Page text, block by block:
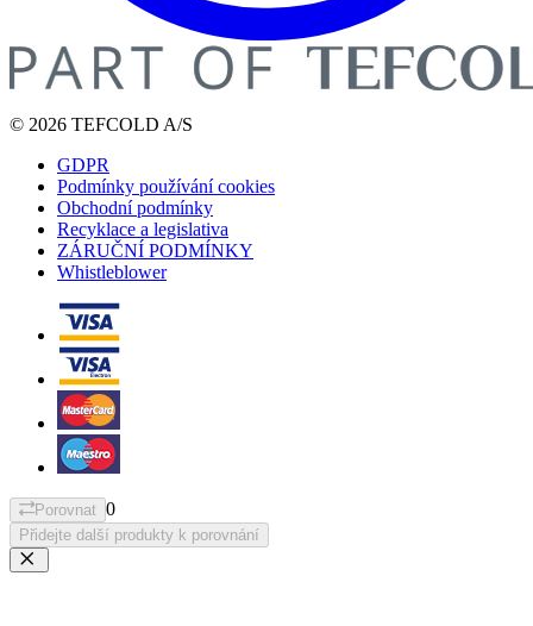
© 2026 TEFCOLD A/S
GDPR
Podmínky používání cookies
Obchodní podmínky
Recyklace a legislativa
ZÁRUČNÍ PODMÍNKY
Whistleblower
Porovnat 0
Přidejte další produkty k porovnání